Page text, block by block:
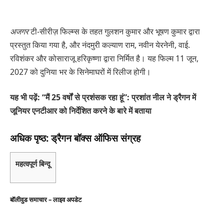
अजगरटी-सीरीज़ फिल्म्स के तहत गुलशन कुमार और भूषण कुमार द्वारा
प्रस्तुत किया गया है, और नंदमुरी कल्याण राम, नवीन येरनेनी, वाई.
रविशंकर और कोसाराजू हरिकृष्णा द्वारा निर्मित है। यह फिल्म 11 जून,
2027 को दुनिया भर के सिनेमाघरों में रिलीज होगी।
यह भी पढ़ें: “मैं 25 वर्षों से प्रशंसक रहा हूं”: प्रशांत नील ने ड्रैगन में
जूनियर एनटीआर को निर्देशित करने के बारे में बताया
अधिक पृष्ठ: ड्रैगन बॉक्स ऑफिस संग्रह
महत्वपूर्ण बिन्दू
बॉलीवुड समाचार – लाइव अपडेट